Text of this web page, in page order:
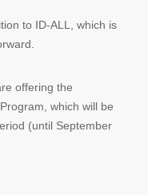
to ID-ALL, which is
offering the
which will be
(until September